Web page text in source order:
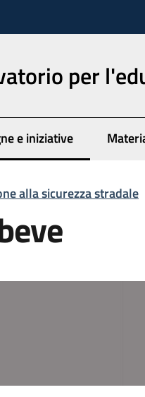
per
e iniziative
alla sicurezza stradale